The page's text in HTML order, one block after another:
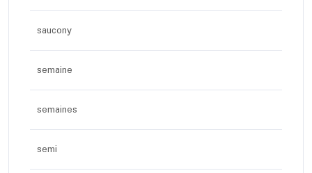
saucony
semaine
semaines
semi